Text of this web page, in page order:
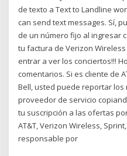
de texto a Text to Landline
can send text messages. Sí,
de un número fijo al ingresar
tu factura de Verizon
entrar a ver los conciertos!!!
comentarios. Si es cliente de
Bell, usted puede reportar
proveedor de servicio
tu suscripción a las ofertas
AT&T, Verizon Wireless,
responsable por